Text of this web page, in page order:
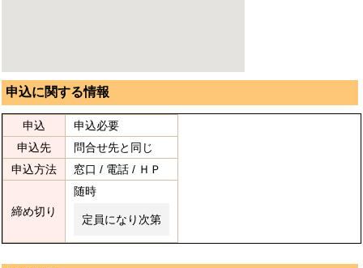
申込に関する情報
申込
申込必要
申込先
問合せ先と同じ
申込方法
窓口 / 電話 / ＨＰ
締め切り
随時
定員になり次第